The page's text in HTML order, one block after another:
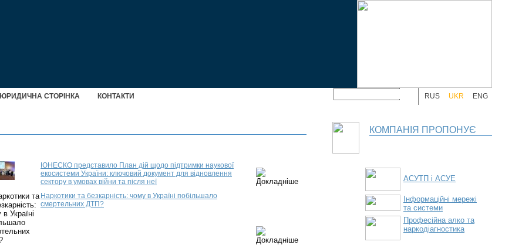
ЮРИДИЧНА СТОРІНКА КОНТАКТИ RUS UKR ENG
ЮНЕСКО представило План дій щодо підтримки наукової
екосистеми України: ключовий документ для відновлення
сектору в умовах війни та після неї
Наркотики та безкарність: чому в Україні побільшало
смертельних ДТП?
КОМПАНІЯ ПРОПОНУЄ
АСУТП і АСУЕ
Інформаційні мережі
та системи
Професійна алко та
наркодіагностика